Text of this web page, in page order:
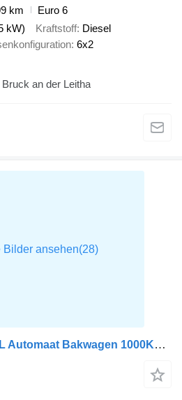
km
Euro 6
kW) Kraftstoff Diesel
6x2
an der Leitha
IVECO Daily 72C18 3.0L Automaat Bakwagen 1000KG Laadklep Luchtvering 1